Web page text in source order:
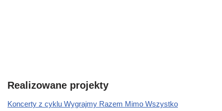
Realizowane projekty
Koncerty z cyklu Wygrajmy Razem Mimo Wszystko